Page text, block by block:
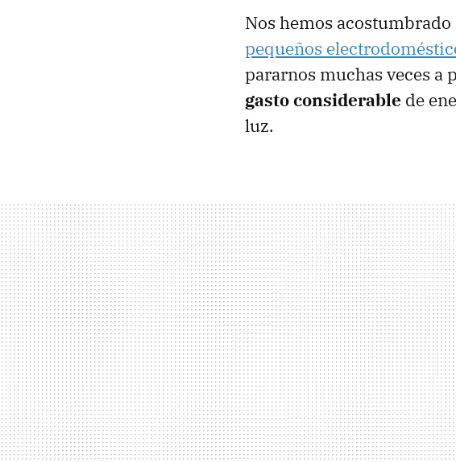
Nos hemos acostumbrado
pequeños
pararnos muchas veces a
gasto considerable de
luz.